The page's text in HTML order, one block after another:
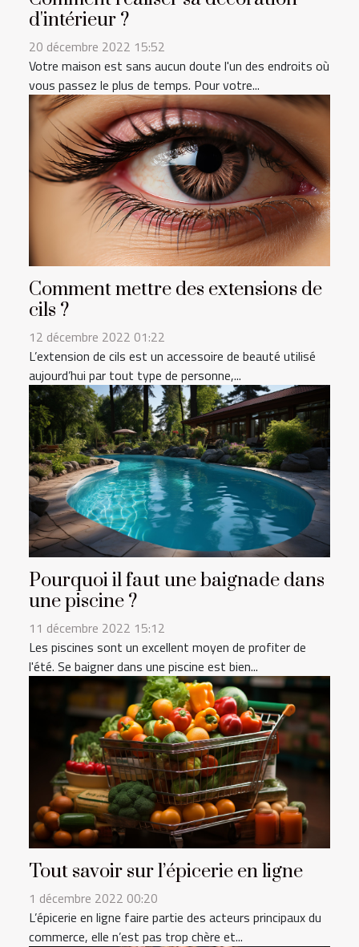
d'intérieur ?
20 décembre 2022 15:52
Votre maison est sans aucun doute l'un des endroits où
vous passez le plus de temps. Pour votre...
Comment mettre des extensions de
cils ?
12 décembre 2022 01:22
L’extension de cils est un accessoire de beauté utilisé
aujourd’hui par tout type de personne,...
Pourquoi il faut une baignade dans
une piscine ?
11 décembre 2022 15:12
Les piscines sont un excellent moyen de profiter de
l'été. Se baigner dans une piscine est bien...
Tout savoir sur l’épicerie en ligne
1 décembre 2022 00:20
L’épicerie en ligne faire partie des acteurs principaux du
commerce, elle n’est pas trop chère et...